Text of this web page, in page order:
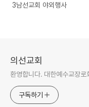
3남선교회 야외행사
의선교회
환영합니다. 대한예수교장
구독하기